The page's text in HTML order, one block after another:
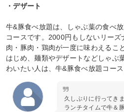
・デザート
牛&豚食べ放題は、しゃぶ葉の食べ
コースです。2000円もしないリー
肉・豚肉・鶏肉が一度に味わえるこ
はじめ、麺類やデザートなどしゃぶ
わいたい人は、牛&豚食べ放題コー
久しぶりに行ってき
ランチタイムで牛＆